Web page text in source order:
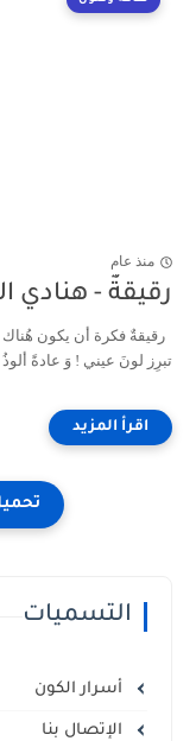
منذ عام
رقيقةٌ - هنادي
رقيقةٌ فكرة أن يكون هُناك
تبرِز لونَ عيني ! وَ عادةً ألوذُ
التسميات
أسرار الكون
الإتصال بنا